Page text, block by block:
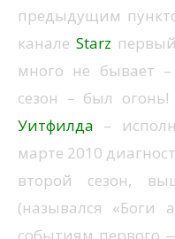
предыдущим
канале Starz
много не бывает
сезон – был
Уитфилда –
марте 2010
второй сезон,
(назывался «Боги